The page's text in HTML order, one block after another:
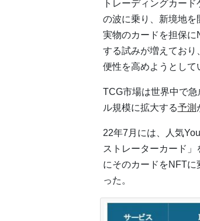
トレーディングカー
の波に乗り、新境地を
実物のカードを担保
する試みが増えており
便性を高めようとして
TCG市場は世界中で
ル規模に拡大する予測
22年7月には、人気
ストレーターカード
にそのカードをNFT
った。